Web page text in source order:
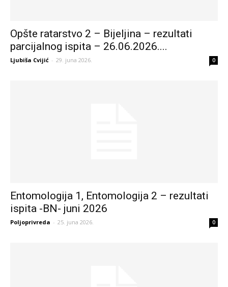
Opšte ratarstvo 2 – Bijeljina – rezultati
parcijalnog ispita – 26.06.2026....
Ljubiša Cvijić - 29. juna 2026. 0
Entomologija 1, Entomologija 2 – rezultati
ispita -BN- juni 2026
Poljoprivreda - 25. juna 2026. 0